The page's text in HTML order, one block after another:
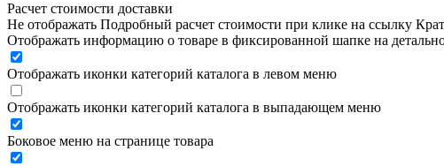
Расчет стоимости доставки
Не отображать Подробный расчет стоимости при клике на ссылку
Отображать информацию о товаре в фиксированной шапке на
Отображать иконки категорий каталога в левом меню
Отображать иконки категорий каталога в выпадающем меню
Боковое меню на странице товара